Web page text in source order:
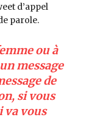
d’appel
parole.
ou à
message
de
si vous
va vous